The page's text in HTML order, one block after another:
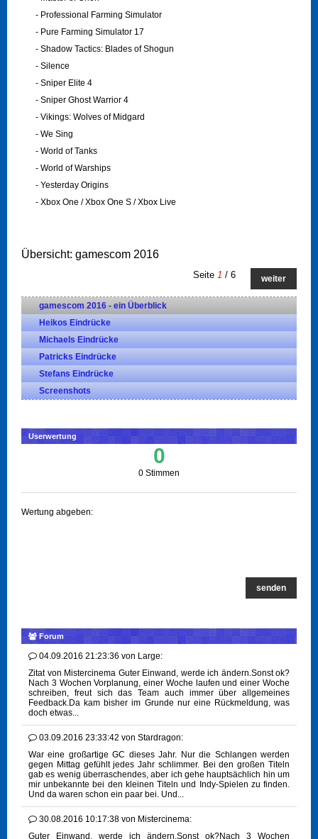
- Professional Farming Simulator
- Pure Farming Simulator 17
- Shadow Tactics: Blades of Shogun
- Silence
- Sniper Elite 4
- Sniper Ghost Warrior 4
- Vikings: Wolves of Midgard
- We Sing
- World of Tanks
- World of Warships
- Yesterday Origins
- Xbox One / Xbox One S / Xbox Live
Übersicht: gamescom 2016
Seite 1 / 6 weiter
gamescom 2016 - ein Überblick
Heikos Eindrücke
Michaels Eindrücke
Patricks Eindrücke
Stefans Eindrücke
Screenshots
Userwertung
0
0 Stimmen
Wertung abgeben:
senden
Forum
04.09.2016 21:23:36 von Large:
Zitat von Mistercinema Guter Einwand, werde ich ändern.Sonst ok?
Nach 3 Wochen Vorplanung, einer Woche laufen und einer Woche
schreiben, freut sich das Team auch immer über allgemeines
Feedback.Da kam bisher im Grunde nur eine Rückmeldung, was
doch etwas...
03.09.2016 23:33:42 von Stardragon:
War eine großartige GC dieses Jahr. Nur die Schlangen werden
gegen Mittag gefühlt jedes Jahr schlimmer. Bei den großen Titeln
gab es wenig überraschendes, aber ich gehe hauptsächlich hin um
mir unbekannte bei den kleinen Titeln und Indy-Spielen zu finden.
Und da waren schon ein paar bei. Und...
30.08.2016 10:17:38 von Mistercinema:
Guter Einwand, werde ich ändern.Sonst ok?Nach 3 Wochen